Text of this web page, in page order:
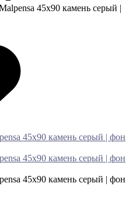
45х90 камень серый |